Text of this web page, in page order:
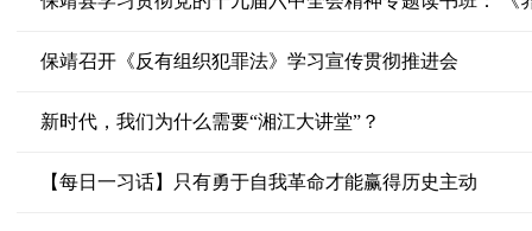
保靖召开《反有组织犯罪法》学习宣传贯彻推进会
新时代，我们为什么需要“湘江大讲堂”？
【每日一习话】只有勇于自我革命才能赢得历史主动